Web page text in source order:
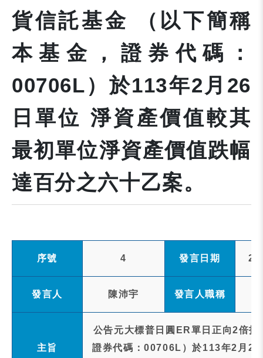
貨信託基金 （以下簡稱
本基金，證券代碼：
00706L）於113年2月26
日單位 淨資產價值較其
最初單位淨資產價值跌幅
達百分之六十乙案。
序號 4 發言日期
發言人 陳沛宇 發言人職稱
主旨
公告元大標普日圓ER單日正向2倍
證券代碼：00706L）於113年2月26